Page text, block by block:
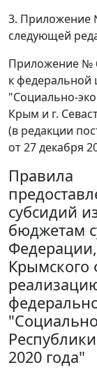
3. Приложение
следующей
Приложение №
к федеральной
"Социально-
Крым и г.
(в редакции
от 27 декабря
Правила
субсидий
бюджетам
Крымского
2020 года"